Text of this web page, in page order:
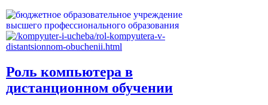
Роль компьютера в
дистанционном обучении